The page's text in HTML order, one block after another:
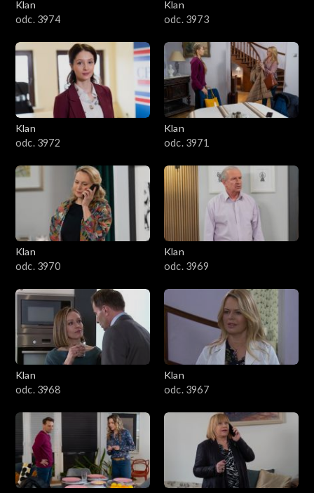
Klan
odc. 3974
Klan
odc. 3973
Klan
odc. 3972
Klan
odc. 3971
Klan
odc. 3970
Klan
odc. 3969
Klan
odc. 3968
Klan
odc. 3967